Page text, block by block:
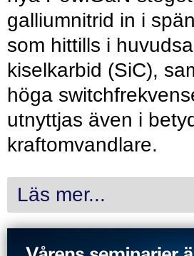
galliumnitrid in i
som hittills i
kiselkarbid (SiC),
höga
utnyttjas även i
kraftomvandlare.
Läs mer...